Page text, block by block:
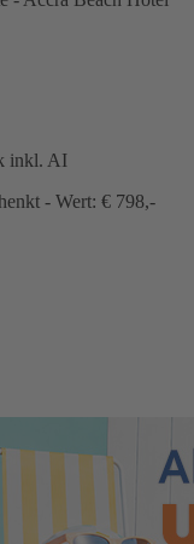
inkl. AI
- Wert: € 798,-